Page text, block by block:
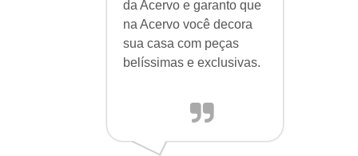
da Acervo e garanto que
na Acervo você decora
sua casa com peças
belíssimas e exclusivas.